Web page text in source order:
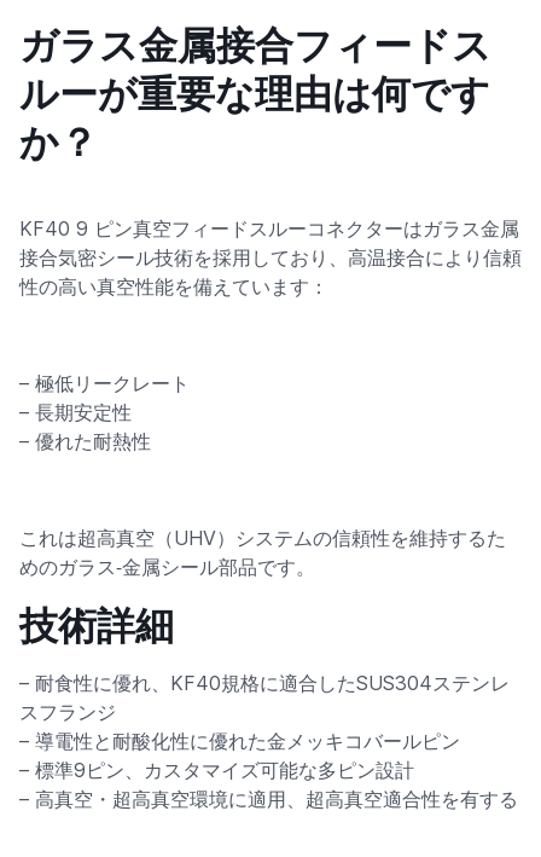
ガラス金属接合フィードス
ルーが重要な理由は何です
か？
KF40 9 ピン真空フィードスルーコネクターはガラス金属
接合気密シール技術を採用しており、高温接合により信頼
性の高い真空性能を備えています：
– 極低リークレート
– 長期安定性
– 優れた耐熱性
これは超高真空（UHV）システムの信頼性を維持するた
めのガラス‐金属シール部品です。
技術詳細
– 耐食性に優れ、KF40規格に適合したSUS304ステンレ
スフランジ
– 導電性と耐酸化性に優れた金メッキコバールピン
– 標準9ピン、カスタマイズ可能な多ピン設計
– 高真空・超高真空環境に適用、超高真空適合性を有する